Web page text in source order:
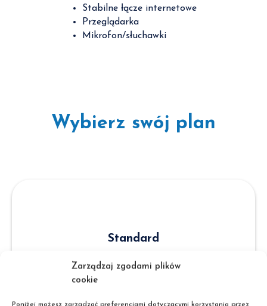
Zarządzaj zgodami plików
cookie
Poniżej możesz zarządzać preferencjami dotyczącymi korzystania przez
Stabilne łącze internetowe
Przeglądarka
Mikrofon/słuchawki
Wybierz swój plan
Standard